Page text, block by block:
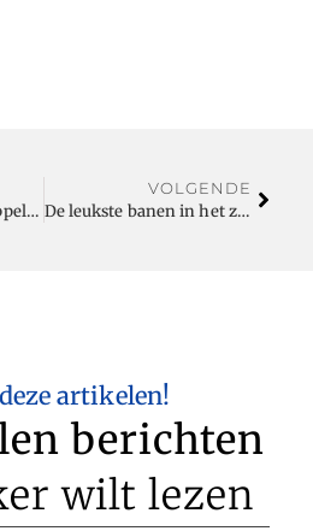
De juiste slang en koppeling voor elke chemische toepassing
VOLGENDE
De leukste banen in het ziekenhuis via Jouwzorgbaan.nl
artikelen!
berichten
wilt lezen